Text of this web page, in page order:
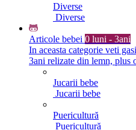
Diverse
Diverse
Articole bebei 0 luni - 3ani
In aceasta categorie veti
3ani relizate din lemn, plus
Jucarii bebe
Jucarii bebe
Puericultură
Puericultură